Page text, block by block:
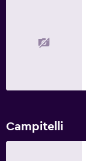
Campitelli